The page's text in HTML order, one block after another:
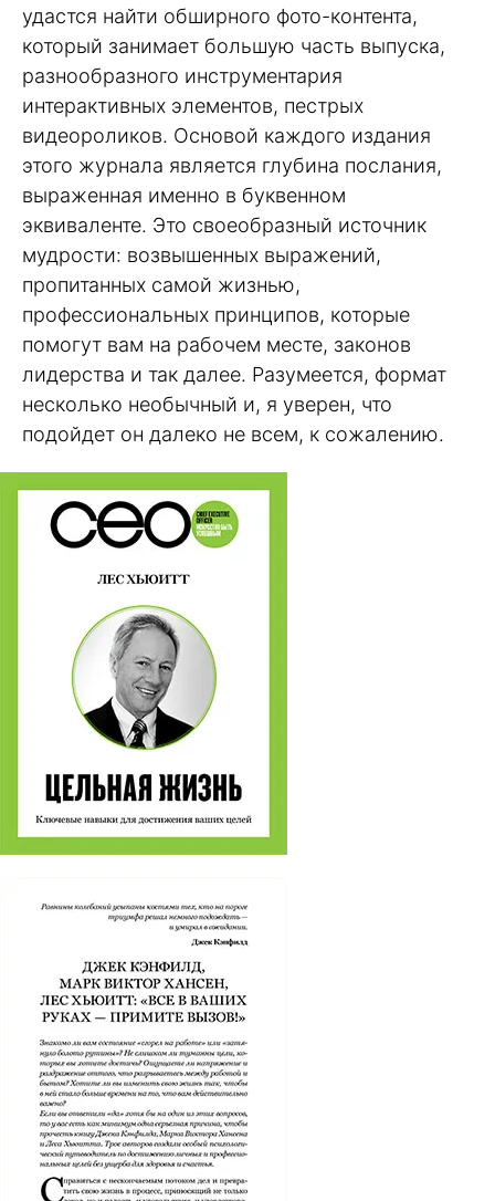
удастся найти обширного фото-контента,
который занимает большую часть выпуска,
разнообразного инструментария
интерактивных элементов, пестрых
видеороликов. Основой каждого издания
этого журнала является глубина послания,
выраженная именно в буквенном
эквиваленте. Это своеобразный источник
мудрости: возвышенных выражений,
пропитанных самой жизнью,
профессиональных принципов, которые
помогут вам на рабочем месте, законов
лидерства и так далее. Разумеется, формат
несколько необычный и, я уверен, что
подойдет он далеко не всем, к сожалению.